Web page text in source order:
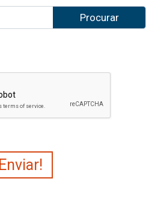
Enviar!